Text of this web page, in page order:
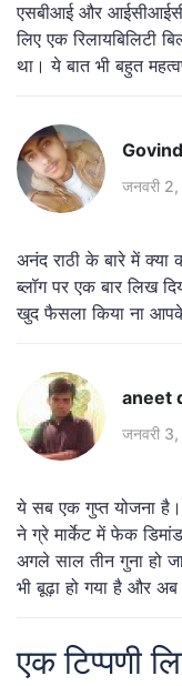
एसबीआई और
लिए एक रिलायबिलिटी
था। ये बात भी बहुत
जनवरी
अनंद राठी के बारे में
ब्लॉग पर एक बार लिख
खुद फैसला किया ना आपके
aneet
जनवरी
ये सब एक गुप्त योजना
ने ग्रे मार्केट में फेक
अगले साल तीन गुना हो
भी बूढ़ा हो गया है और
एक टिप्पणी